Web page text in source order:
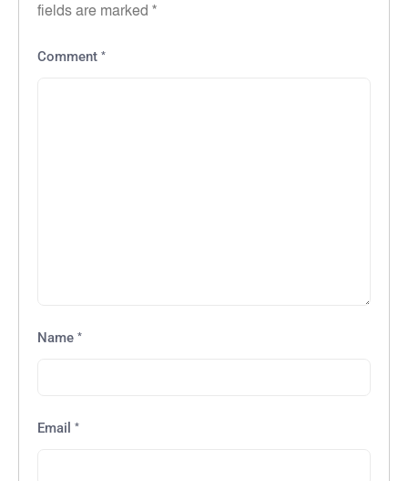
fields are marked *
Comment *
Name *
Email *